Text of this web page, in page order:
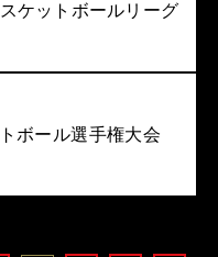
ケットボールリーグ
トボール選手権大会